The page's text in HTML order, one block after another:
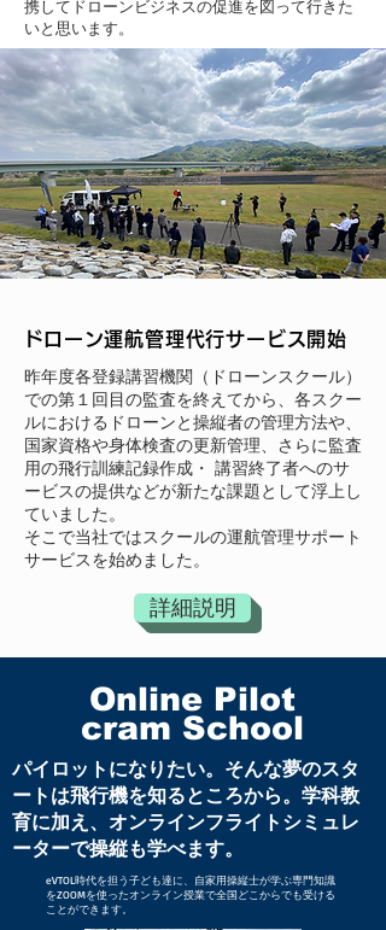
携してドローンビジネスの促進を図って行きた
いと思います。
​ドローン運航管理代行サービス開始
昨年度各登録講習機関（ドローンスクール）
での第１回目の監査を終えてから、各スクー
ルにおけるドローンと操縦者の管理方法や、
国家資格や身体検査の更新管理、さらに監査
用の飛行訓練記録作成・ 講習終了者へのサ
ービスの提供などが新たな課題として浮上し
ていました。
そこで当社ではスクールの運航管理サポート
サービスを始めました。
詳細説明
ドローンスクールの課題を解決する
DroneFleet 360」
​Online Pilot
cram School
パイロットになりたい。そんな夢のスタ
ートは飛行機を知るところから。学科教
育に加え、オンラインフライトシミュレ
ーターで操縦も学べます。
eVTOL時代を担う子ども達に、自家用操縦士が学ぶ専門知識
をZOOMを使ったオンライン授業で全国どこからでも受ける
ことができます。